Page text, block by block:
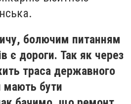
болючим питанням
є дороги. Так як через
траса державного
мають бути